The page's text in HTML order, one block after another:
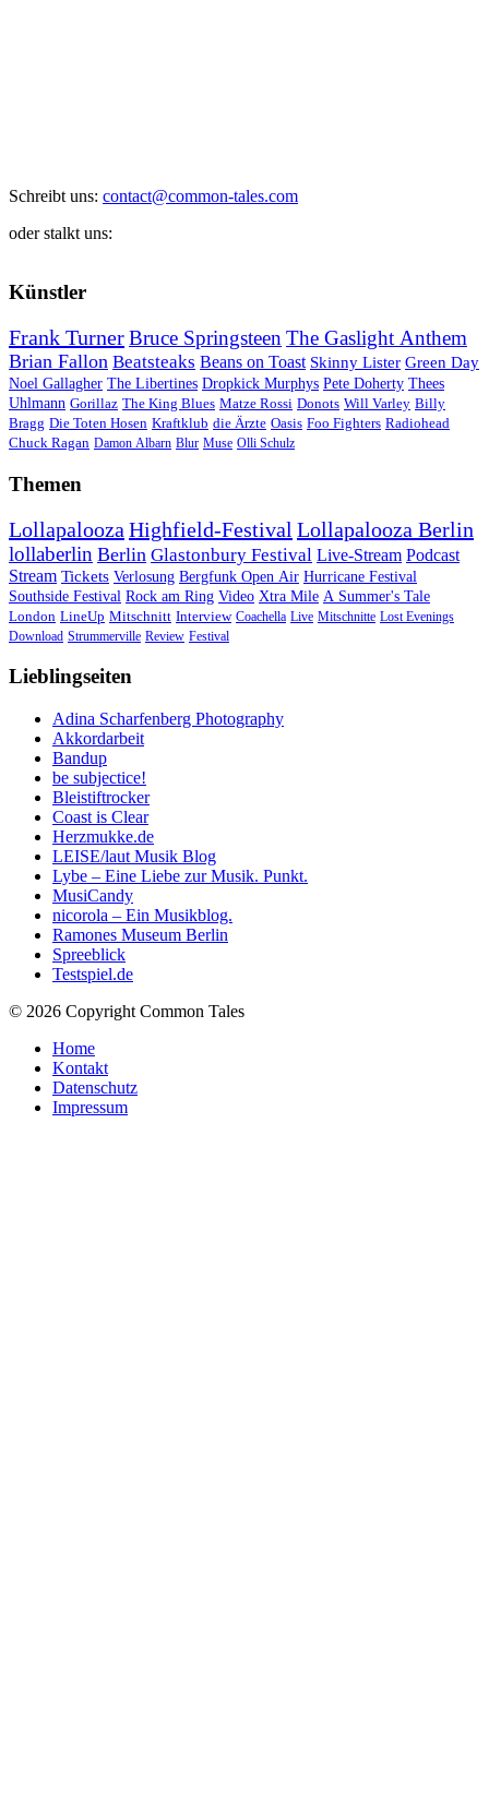
Schreibt uns: contact@common-tales.com
oder stalkt uns:
Künstler
Frank TurnerBruce Springsteen The Gaslight Anthem
Brian Fallon Beatsteaks Beans on Toast Skinny Lister Green Day
Noel Gallagher The Libertines Dropkick Murphys Pete Doherty Thees
Uhlmann Gorillaz The King Blues Matze Rossi Donots Will Varley Billy
Bragg Die Toten Hosen Kraftklub die Ärzte Oasis Foo Fighters Radiohead
Chuck Ragan Damon Albarn Blur Muse Olli Schulz
Themen
Lollapalooza Highfield-Festival Lollapalooza Berlin
lollaberlin Berlin Glastonbury Festival Live-Stream Podcast
Stream Tickets Verlosung Bergfunk Open Air Hurricane Festival
Southside Festival Rock am Ring Video Xtra Mile A Summer's Tale
London LineUp Mitschnitt Interview Coachella Live Mitschnitte Lost Evenings
Download Strummerville Review Festival
Lieblingseiten
Adina Scharfenberg Photography
Akkordarbeit
Bandup
be subjectice!
Bleistiftrocker
Coast is Clear
Herzmukke.de
LEISE/laut Musik Blog
Lybe – Eine Liebe zur Musik. Punkt.
MusiCandy
nicorola – Ein Musikblog.
Ramones Museum Berlin
Spreeblick
Testspiel.de
© 2026 Copyright Common Tales
Home
Kontakt
Datenschutz
Impressum